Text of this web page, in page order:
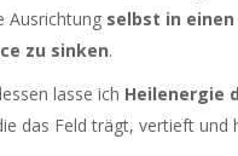
Ausrichtung selbst in
zu sinken.
lasse ich Heilenergie
das Feld trägt, vertieft und